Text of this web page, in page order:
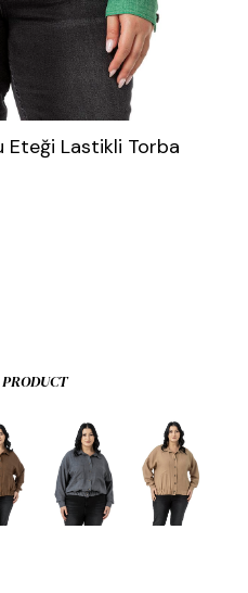
Eteği Lastikli Torba